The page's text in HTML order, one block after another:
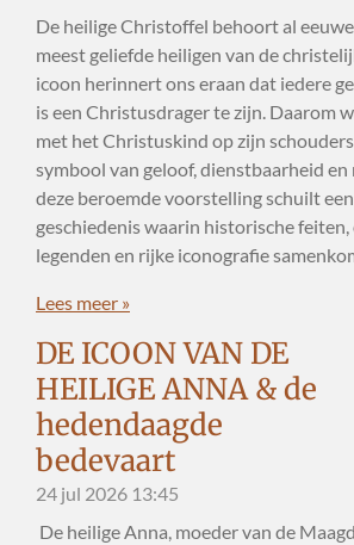
De heilige Christoffel behoort al
meest geliefde heiligen van de
icoon herinnert ons eraan dat iedere
is een Christusdrager te zijn. Daarom
met het Christuskind op zijn
symbool van geloof, dienstbaarheid
deze beroemde voorstelling schuilt
geschiedenis waarin historische
legenden en rijke iconografie
Lees meer »
DE ICOON VAN DE
HEILIGE ANNA & de
hedendaagde
bedevaart
24 jul 2026 13:45
De heilige Anna, moeder van de